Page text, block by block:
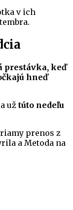
v ich
prestávka, keď
hneď
už túto nedeľu
prenos z
a Metoda na